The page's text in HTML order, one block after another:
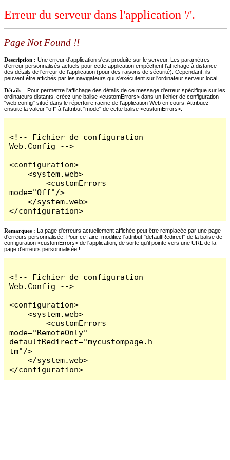
Erreur du serveur dans l'application '/'.
Page Not Found !!
Description : Une erreur d'application s'est produite sur le serveur. Les paramètres
d'erreur personnalisés actuels pour cette application empêchent l'affichage à distance
des détails de l'erreur de l'application (pour des raisons de sécurité). Cependant, ils
peuvent être affichés par les navigateurs qui s'exécutent sur l'ordinateur serveur local.
Détails = Pour permettre l'affichage des détails de ce message d'erreur spécifique sur les
ordinateurs distants, créez une balise <customErrors> dans un fichier de configuration
"web.config" situé dans le répertoire racine de l'application Web en cours. Attribuez
ensuite la valeur "off" à l'attribut "mode" de cette balise <customErrors>.
<!-- Fichier de configuration
Web.Config -->
<configuration>
    <system.web>
        <customErrors
mode="Off"/>
    </system.web>
</configuration>
Remarques : La page d'erreurs actuellement affichée peut être remplacée par une page
d'erreurs personnalisée. Pour ce faire, modifiez l'attribut "defaultRedirect" de la balise de
configuration <customErrors> de l'application, de sorte qu'il pointe vers une URL de la
page d'erreurs personnalisée !
<!-- Fichier de configuration
Web.Config -->
<configuration>
    <system.web>
        <customErrors
mode="RemoteOnly"
defaultRedirect="mycustompage.h
tm"/>
    </system.web>
</configuration>